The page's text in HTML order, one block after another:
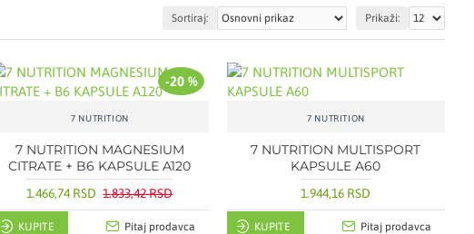
Sortiraj: Prikaži:
-20 %
7 NUTRITION
7 NUTRITION MAGNESIUM
CITRATE + B6 KAPSULE A120
1.466,74 RSD 1.833,42 RSD
KUPITE Pitaj prodavca
7 NUTRITION
7 NUTRITION MULTISPORT
KAPSULE A60
1.944,16 RSD
KUPITE Pitaj prodavca